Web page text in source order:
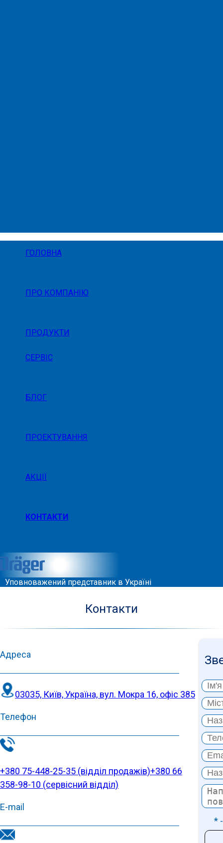
ГОЛОВНА
ПРО КОМПАНІЮ
ПРОДУКТИ
СЕРВІС
БЛОГ
ПРОЕКТУВАННЯ
АКЦІЇ
КОНТАКТИ
Уповноважений представник в Україні
Контакти
Адреса
03035, Київ, Україна, вул. Мокра 16, офіс 385
Телефон
+380 75-448-25-35 (відділ продажів)+380 66
358-98-10 (cервісний відділ)
E-mail
*